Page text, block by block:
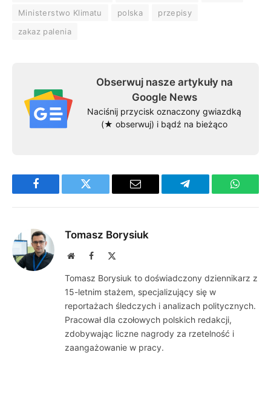
Ministerstwo Klimatu
polska
przepisy
zakaz palenia
Obserwuj nasze artykuły na
Google News
Naciśnij przycisk oznaczony gwiazdką
(★ obserwuj) i bądź na bieżąco
Facebook Twitter Email Telegram
Tomasz Borysiuk
WebsiteFacebook
Tomasz Borysiuk to doświadczony dziennikarz z
15-letnim stażem, specjalizujący się w
reportażach śledczych i analizach politycznych.
Pracował dla czołowych polskich redakcji,
zdobywając liczne nagrody za rzetelność i
zaangażowanie w pracy.